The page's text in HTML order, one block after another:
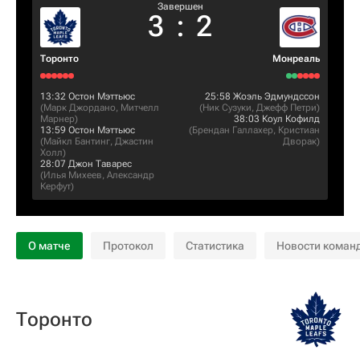
Торонто
Завершен
3 : 2
Монреаль
13:32 Остон Мэттьюс
(Марк Джордано, Митчелл
Марнер)
13:59 Остон Мэттьюс
(Майкл Бантинг, Джастин
Холл)
28:07 Джон Таварес
(Илья Михеев, Александр
Керфут)
25:58 Жоэль Эдмундссон
(Ник Сузуки, Джефф Петри)
38:03 Коул Кофилд
(Брендан Галлахер, Кристиан
Дворак)
О матче Протокол Статистика Новости
Торонто